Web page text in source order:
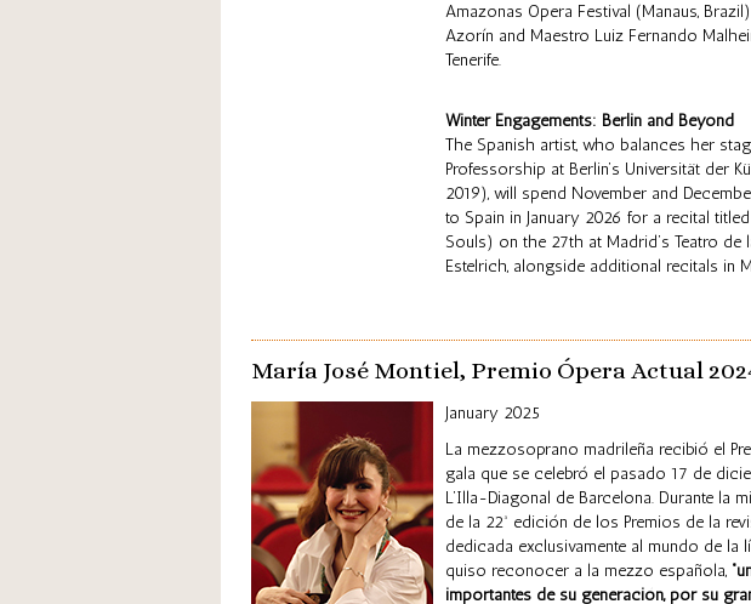
Amazonas Opera Festival (Manaus,
Azorín and Maestro Luiz Fernando
Tenerife.
Winter Engagements: Berlin and Beyond
The Spanish artist, who balances her
Professorship at Berlin’s Universität der
2019), will spend November and
to Spain in January 2026 for a recital
Souls) on the 27th at Madrid’s Teatro de
Estelrich, alongside additional recitals in
María José Montiel, Premio Ópera Actual
January 2025
La mezzosoprano madrileña recibió el
gala que se celebró el pasado 17 de
L’Illa-Diagonal de Barcelona. Durante la
de la 22ª edición de los Premios de la
dedicada exclusivamente al mundo de la
quiso reconocer a la mezzo española,
importantes de su generación, por su